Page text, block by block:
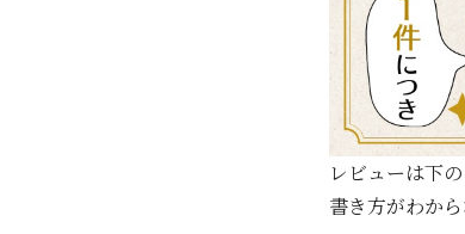
レビューは下の
書き方がわか